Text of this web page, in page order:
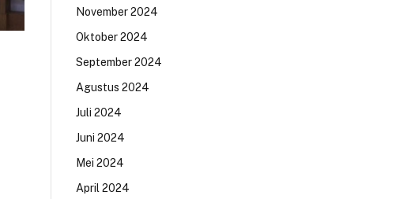
November 2024
Oktober 2024
September 2024
Agustus 2024
Juli 2024
Juni 2024
Mei 2024
April 2024